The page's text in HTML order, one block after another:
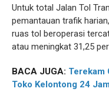
Untuk total Jalan Tol
pemantauan trafik
ruas tol beroperasi
atau meningkat 31,25
BACA JUGA: Terekam
Toko Kelontong 24